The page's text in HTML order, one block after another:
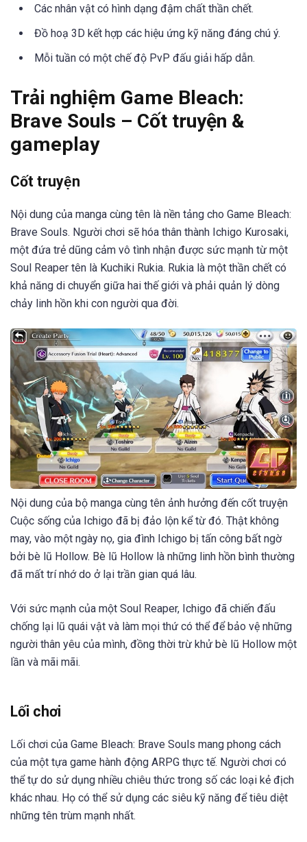
Các nhân vật có hình dạng đậm chất thần chết.
Đồ hoạ 3D kết hợp các hiệu ứng kỹ năng đáng chú ý.
Mỗi tuần có một chế độ PvP đấu giải hấp dẫn.
Trải nghiệm Game Bleach:
Brave Souls – Cốt truyện &
gameplay
Cốt truyện
Nội dung của manga cùng tên là nền tảng cho Game Bleach:
Brave Souls. Người chơi sẽ hóa thân thành Ichigo Kurosaki,
một đứa trẻ dũng cảm vô tình nhận được sức mạnh từ một
Soul Reaper tên là Kuchiki Rukia. Rukia là một thần chết có
khả năng di chuyển giữa hai thế giới và phải quản lý dòng
chảy linh hồn khi con người qua đời.
Nội dung của bộ manga cùng tên ảnh hưởng đến cốt truyện
Cuộc sống của Ichigo đã bị đảo lộn kể từ đó. Thật không
may, vào một ngày nọ, gia đình Ichigo bị tấn công bất ngờ
bởi bè lũ Hollow. Bè lũ Hollow là những linh hồn bình thường
đã mất trí nhớ do ở lại trần gian quá lâu.
Với sức mạnh của một Soul Reaper, Ichigo đã chiến đấu
chống lại lũ quái vật và làm mọi thứ có thể để bảo vệ những
người thân yêu của mình, đồng thời trừ khử bè lũ Hollow một
lần và mãi mãi.​
Lối chơi
Lối chơi của Game Bleach: Brave Souls mang phong cách
của một tựa game hành động ARPG thực tế. Người chơi có
thể tự do sử dụng nhiều chiêu thức trong số các loại kẻ địch
khác nhau. Họ có thể sử dụng các siêu kỹ năng để tiêu diệt
những tên trùm mạnh nhất.